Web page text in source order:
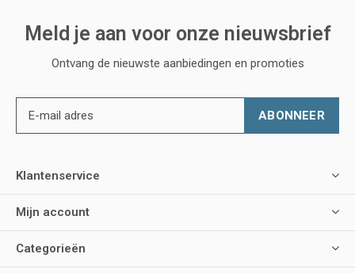
Meld je aan voor onze nieuwsbrief
Ontvang de nieuwste aanbiedingen en promoties
ABONNEER
Klantenservice
Mijn account
Categorieën